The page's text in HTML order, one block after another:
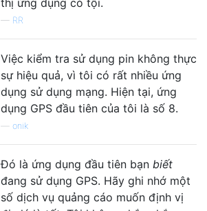
— RR
Việc kiểm tra sử dụng pin không thực
sự hiệu quả, vì tôi có rất nhiều ứng
dụng sử dụng mạng. Hiện tại, ứng
dụng GPS đầu tiên của tôi là số 8.
onik
Đó là ứng dụng đầu tiên bạn biết
đang sử dụng GPS. Hãy ghi nhớ một
số dịch vụ quảng cáo muốn định vị